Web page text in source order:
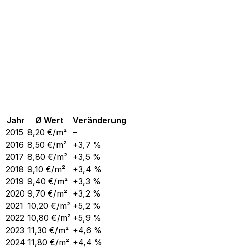
Jahr Ø Wert
Veränderung
2015 8,20 €/m² –
2016 8,50 €/m²
+3,7 %
2017 8,80 €/m² +3,5 %
2018 9,10 €/m²
+3,4 %
2019 9,40 €/m² +3,3 %
2020 9,70 €/m² +3,2 %
2021 10,20 €/m² +5,2 %
2022 10,80 €/m² +5,9 %
2023 11,30 €/m² +4,6 %
2024 11,80 €/m² +4,4 %